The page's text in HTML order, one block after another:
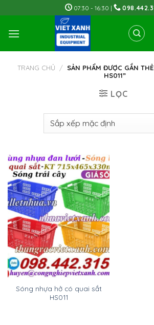
to
content
07:30 - 16:30 |
TRANG CHỦ / SẢN PHẨM ĐƯỢC GẮN
HS011”
LỌC
Sóng nhựa hở có quai sắt
HS011